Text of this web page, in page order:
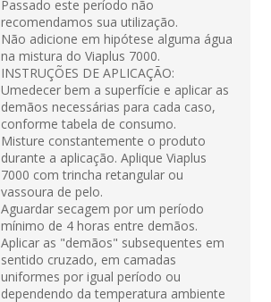
Passado este período não
recomendamos sua utilização.
Não adicione em hipótese alguma água
na mistura do Viaplus 7000.
INSTRUÇÕES DE APLICAÇÃO:
Umedecer bem a superfície e aplicar as
demãos necessárias para cada caso,
conforme tabela de consumo.
Misture constantemente o produto
durante a aplicação. Aplique Viaplus
7000 com trincha retangular ou
vassoura de pelo.
Aguardar secagem por um período
mínimo de 4 horas entre demãos.
Aplicar as "demãos" subsequentes em
sentido cruzado, em camadas
uniformes por igual período ou
dependendo da temperatura ambiente